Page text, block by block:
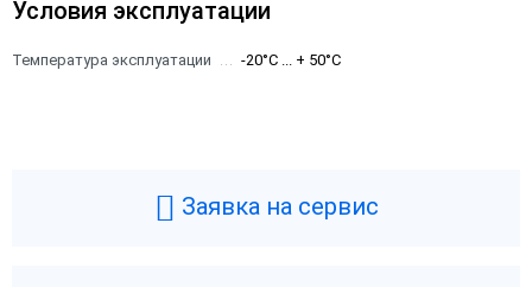
Условия эксплуатации
Температура эксплуатации -20°C ... + 50°C
Заявка на сервис